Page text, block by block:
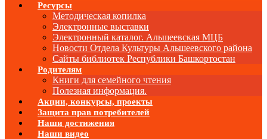
Ресурсы
Методическая копилка
Электронные выставки
Электронный каталог. Альшеевская МЦБ
Новости Отдела Культуры Альшеевского района
Сайты библиотек Республики Башкортостан
Родителям
Книги для семейного чтения
Полезная информация.
Акции, конкурсы, проекты
Защита прав потребителей
Наши достижения
Наши видео